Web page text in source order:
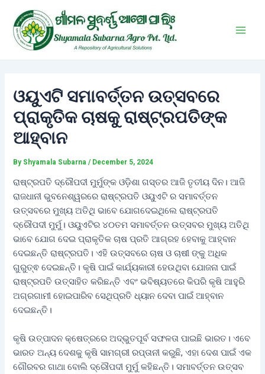
content
ଓୟୁଏଟି ସମାବର୍ତ୍ତନ ଉତ୍ସବରେ
ପ୍ରାକୃତିକ ଚାଷକୁ ରାଷ୍ଟ୍ରପତିଙ୍କ
ଆହ୍ବାନ
By Shyamala Subarna/ December 5, 2024
ରାଷ୍ଟ୍ରପତି ଦ୍ରୌପଦୀ ମୁର୍ମୁଙ୍କ ଓଡ଼ିଶା ଗସ୍ତର ଆଜି ତୃତୀୟ ଦିନ। ଆଜି
ରାଜଧାନୀ ଭୁବନେଶ୍ୱରରେ ରାଷ୍ଟ୍ରପତି ଓୟୁଏଟି ର ସମାବର୍ତ୍ତନ
ଉତ୍ସବରେ ମୁଖ୍ୟ ଅତିଥି ଭାବେ ଯୋଗଦେଇଥିଲେ ରାଷ୍ଟ୍ରପତି
ଦ୍ରୌପଦୀ ମୁର୍ମୁ। ଓୟୁଏଟିର ୪୦ତମ ସମାବର୍ତ୍ତନ ଉତ୍ସବର ମୁଖ୍ୟ ଅତିଥି
ଭାବେ ଯୋଗ ଦେଇ ପ୍ରାକୃତିକ ଚାଷ ପ୍ରତି ଆଗ୍ରହ ହେବାକୁ ଆହ୍ବାନ
ଦେଇଛନ୍ତି ରାଷ୍ଟ୍ରପତି। ଏହି ଉତ୍ସବରେ ଚାଷ ଓ ଚାଷୀ ଙ୍କୁ ଅଧିକ
ଗୁରୁତ୍ଵ ଦେଇଛନ୍ତି। କୃଷି ପାଇଁ କାର୍ଯ୍ୟକାରୀ ହେଉଥିବା ଯୋଜନା ପାଇଁ
ରାଷ୍ଟ୍ରପତି ଉତ୍ସାହିତ କରିଛନ୍ତି ଏବଂ ଭବିଷ୍ୟତରେ କିପରି କୃଷି ଆହୁରି
ଅଗ୍ରଗାମୀ ହୋଇପାରିବ ସେଥିପ୍ରତି ଧ୍ୟାନ ଦେବା ପାଇଁ ଆହ୍ବାନ
ଦେଇଛନ୍ତି।
କୃଷି ଉତ୍ପାଦନ କ୍ଷେତ୍ରରେ ଅଦ୍ଭୁତପୂର୍ବ ସଫଳତା ପାଇଛି ଭାରତ। ଏବେ
ଭାରତ ଅନ୍ୟ ଦେଶକୁ କୃଷି ସାମଗ୍ରୀ ରପ୍ତାନୀ କରୁଛି, ଏହା ଦେଶ ପାଇଁ ଏକ
ଗୌରବର ଗାଥା ବୋଲି ଦ୍ରୌପଦୀ ମୁର୍ମୁ କହିଛନ୍ତି। ସମାବର୍ତ୍ତନ ଉତ୍ସବ
navigation